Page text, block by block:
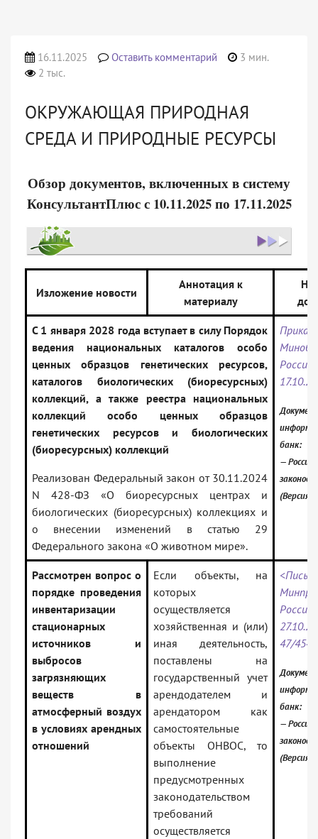
16.11.2025 Оставить комментарий
3 мин.
2 тыс.
ОКРУЖАЮЩАЯ ПРИРОДНАЯ
СРЕДА И ПРИРОДНЫЕ РЕСУРСЫ
Обзор документов, включенных в систему
КонсультантПлюс с 10.11.2025 по 17.11.2025
Изложение новости
Аннотация к
материалу
С 1 января 2028 года вступает в силу Порядок
ведения национальных каталогов особо
ценных образцов генетических ресурсов,
каталогов биологических (биоресурсных)
коллекций, а также реестра национальных
коллекций особо ценных образцов
генетических ресурсов и биологических
(биоресурсных) коллекций
Реализован Федеральный закон от 30.11.2024
N 428-ФЗ «О биоресурсных центрах и
биологических (биоресурсных) коллекциях и
о внесении изменений в статью 29
Федерального закона «О животном мире».
Приказ
банк:
—
(Версия
Рассмотрен вопрос о
порядке проведения
инвентаризации
стационарных
источников и
выбросов
загрязняющих
веществ в
атмосферный воздух
в условиях арендных
отношений
Если объекты, на
которых
осуществляется
хозяйственная и (или)
иная деятельность,
поставлены на
государственный учет
арендодателем и
арендатором как
самостоятельные
объекты ОНВОС, то
выполнение
предусмотренных
законодательством
требований
осуществляется
47/
банк:
—
(Версия